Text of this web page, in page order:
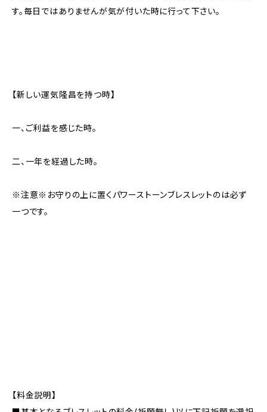
す。毎日ではありませんが気が付いた時に行って下さい。
【新しい運気隆昌を持つ時】
一、ご利益を感じた時。
二、一年を経過した時。
※注意※お守りの上に置くパワーストーンブレスレットのは必ず
一つです。
【料金説明】